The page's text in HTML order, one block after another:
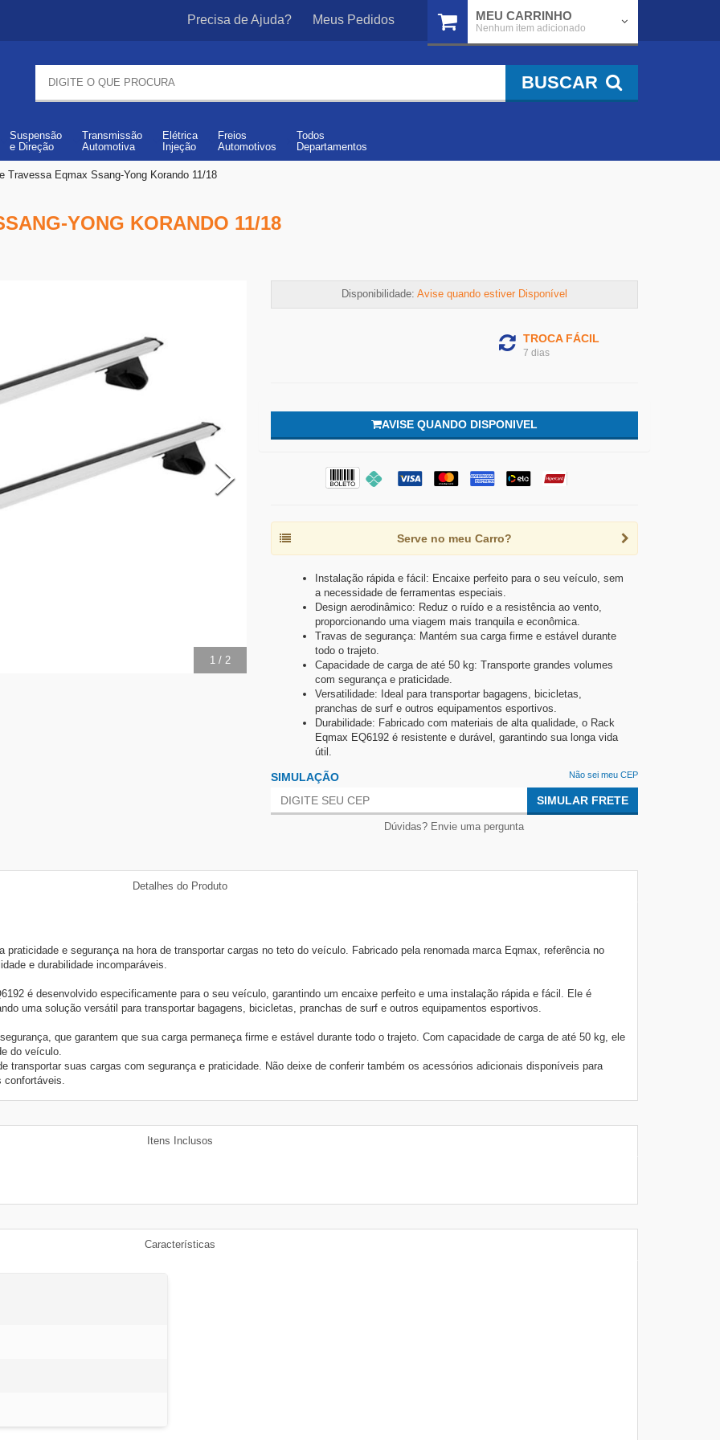
Precisa de Ajuda? Meus Pedidos MEU CARRINHO
Nenhum item adicionado
BUSCAR
Suspensão
e Direção
Transmissão
Automotiva
Elétrica
Injeção
Freios
Automotivos
Todos
Departamentos
Travessa Eqmax Ssang-Yong Korando 11/18
YONG KORANDO 11/18
2/ 2
Disponibilidade: Avise quando estiver Disponível
TROCA FÁCIL
7 dias
AVISE QUANDO DISPONIVEL
Serve no meu Carro?
Instalação rápida e fácil: Encaixe perfeito para o seu veículo, sem
a necessidade de ferramentas especiais.
Design aerodinâmico: Reduz o ruído e a resistência ao vento,
proporcionando uma viagem mais tranquila e econômica.
Travas de segurança: Mantém sua carga firme e estável durante
todo o trajeto.
Capacidade de carga de até 50 kg: Transporte grandes volumes
com segurança e praticidade.
Versatilidade: Ideal para transportar bagagens, bicicletas,
pranchas de surf e outros equipamentos esportivos.
Durabilidade: Fabricado com materiais de alta qualidade, o Rack
Eqmax EQ6192 é resistente e durável, garantindo sua longa vida
útil.
SIMULAÇÃO Não sei meu CEP
SIMULAR FRETE
Dúvidas? Envie uma pergunta
Detalhes do Produto
e segurança na hora de transportar cargas no teto do veículo. Fabricado pela renomada marca Eqmax, referência no
e durabilidade incomparáveis.
é desenvolvido especificamente para o seu veículo, garantindo um encaixe perfeito e uma instalação rápida e fácil. Ele é
uma solução versátil para transportar bagagens, bicicletas, pranchas de surf e outros equipamentos esportivos.
que garantem que sua carga permaneça firme e estável durante todo o trajeto. Com capacidade de carga de até 50 kg, ele
do veículo.
transportar suas cargas com segurança e praticidade. Não deixe de conferir também os acessórios adicionais disponíveis para
confortáveis.
Itens Inclusos
Características